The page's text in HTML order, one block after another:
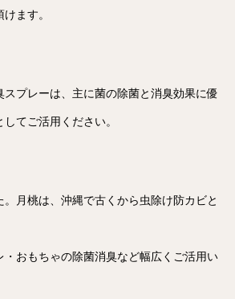
ます。
プレーは、主に菌の除菌と消臭効果に優
てご活用ください。
月桃は、沖縄で古くから虫除け防カビと
おもちゃの除菌消臭など幅広くご活用い